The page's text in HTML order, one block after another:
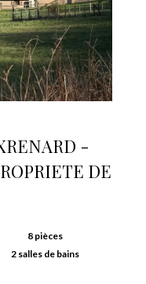
-
DE
8 pièces
2 salles de bains